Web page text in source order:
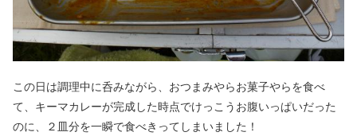
この日は調理中に呑みながら、おつまみやらお菓子やらを食べ
て、キーマカレーが完成した時点でけっこうお腹いっぱいだった
のに、２皿分を一瞬で食べきってしまいました！